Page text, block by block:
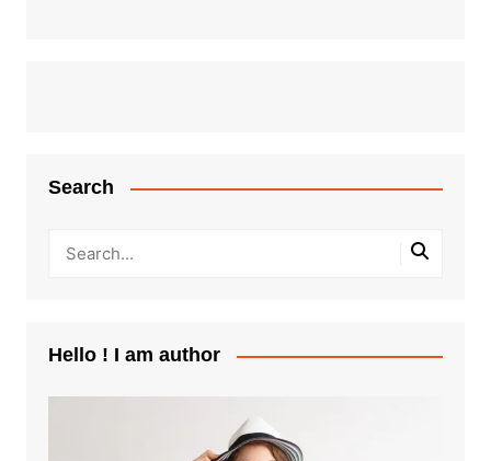
Search
Hello ! I am author